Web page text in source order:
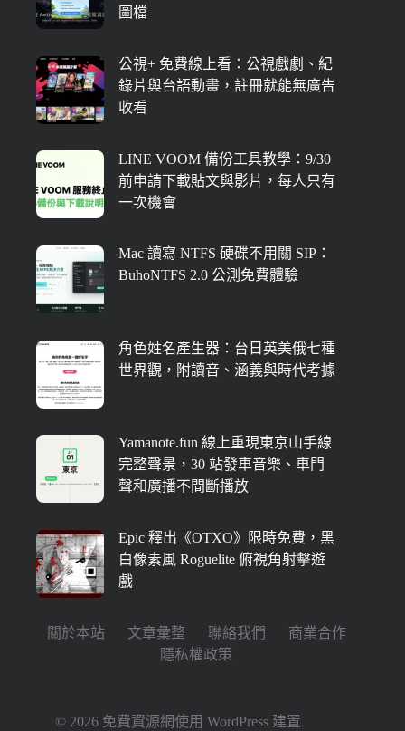
圖檔
公視+ 免費線上看：公視戲劇、紀
錄片與台語動畫，註冊就能無廣告
收看
LINE VOOM 備份工具教學：9/30
前申請下載貼文與影片，每人只有
一次機會
Mac 讀寫 NTFS 硬碟不用關 SIP：
BuhoNTFS 2.0 公測免費體驗
角色姓名產生器：台日英美俄七種
世界觀，附讀音、涵義與時代考據
Yamanote.fun 線上重現東京山手線
完整聲景，30 站發車音樂、車門
聲和廣播不間斷播放
Epic 釋出《OTXO》限時免費，黑
白像素風 Roguelite 俯視角射擊遊
戲
關於本站 文章彙整 聯絡我們
商業合作
隱私權政策
© 2026 免費資源網使用WordPress 建置